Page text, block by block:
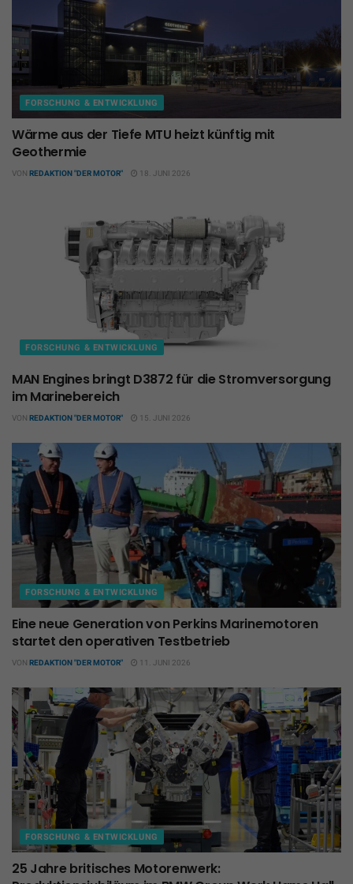
FORSCHUNG & ENTWICKLUNG
Wärme aus der Tiefe MTU heizt künftig mit
Geothermie
VON REDAKTION "DER MOTOR" 18. JUNI 2026
FORSCHUNG & ENTWICKLUNG
MAN Engines bringt D3872 für die Stromversorgung
im Marinebereich
VON REDAKTION "DER MOTOR" 15. JUNI 2026
FORSCHUNG & ENTWICKLUNG
Eine neue Generation von Perkins Marinemotoren
startet den operativen Testbetrieb
VON REDAKTION "DER MOTOR" 11. JUNI 2026
FORSCHUNG & ENTWICKLUNG
25 Jahre britisches Motorenwerk: